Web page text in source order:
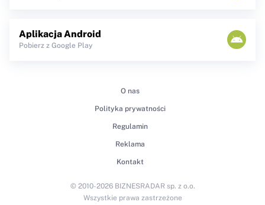
Aplikacja Android
Pobierz z Google Play
O nas
Polityka prywatności
Regulamin
Reklama
Kontakt
© 2010-2026 BIZNESRADAR sp. z o.o.
Wszystkie prawa zastrzeżone